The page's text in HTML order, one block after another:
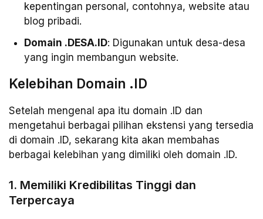
kepentingan personal, contohnya, website atau
blog pribadi.
Domain .DESA.ID: Digunakan untuk desa-desa
yang ingin membangun website.
Kelebihan Domain .ID
Setelah mengenal apa itu domain .ID dan
mengetahui berbagai pilihan ekstensi yang tersedia
di domain .ID, sekarang kita akan membahas
berbagai kelebihan yang dimiliki oleh domain .ID.
1. Memiliki Kredibilitas Tinggi dan
Terpercaya